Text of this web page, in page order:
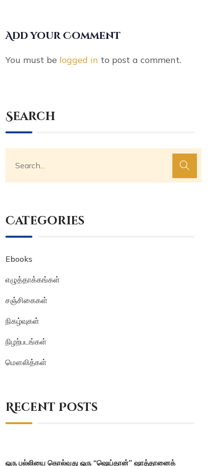
Add your Comment
You must be logged in to post a comment.
Search
Categories
Ebooks
எழுத்தாக்கங்கள்
சஞ்சிகைகள்
நிகழ்வுகள்
நிழற்படங்கள்
மௌலித்கள்
Recent Posts
ஒரு பல்லியை கொல்வது ஒரு “ஷெய்தான்” ஷாத்தானைக்